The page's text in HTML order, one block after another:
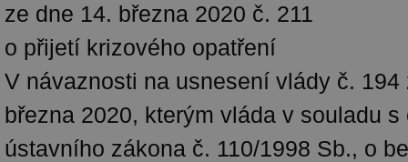
ze dne 14. března 2020 č. 211
o přijetí krizového opatření
V návaznosti na usnesení vlády č. 194
března 2020, kterým vláda v souladu s
ústavního zákona č. 110/1998 Sb., o